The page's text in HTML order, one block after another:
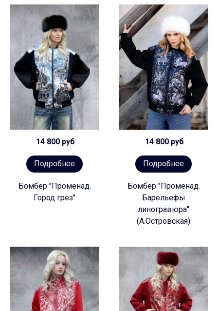
14 800 руб
Подробнее
Бомбер "Променад.
Город грёз"
14 800 руб
Подробнее
Бомбер "Променад.
Барельефы
линогравюра"
(А.Островская)